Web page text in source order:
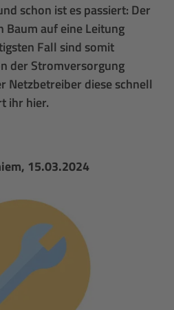
schon ist es passiert: Der
auf eine Leitung
Fall sind somit
der Stromversorgung
Netzbetreiber diese schnell
ihr hier.
, 15.03.2024